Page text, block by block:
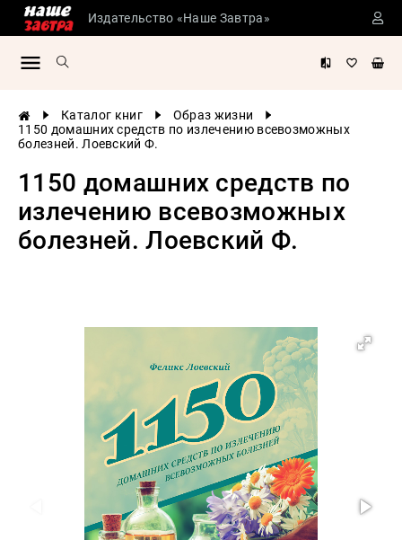
Издательство «Наше Завтра»
Каталог книг
Образ жизни
1150 домашних средств по излечению всевозможных
болезней. Лоевский Ф.
1150 домашних средств по
излечению всевозможных
болезней. Лоевский Ф.
Сталинские
литература
Философия
История
России
история
Политика
Разведка
биографии